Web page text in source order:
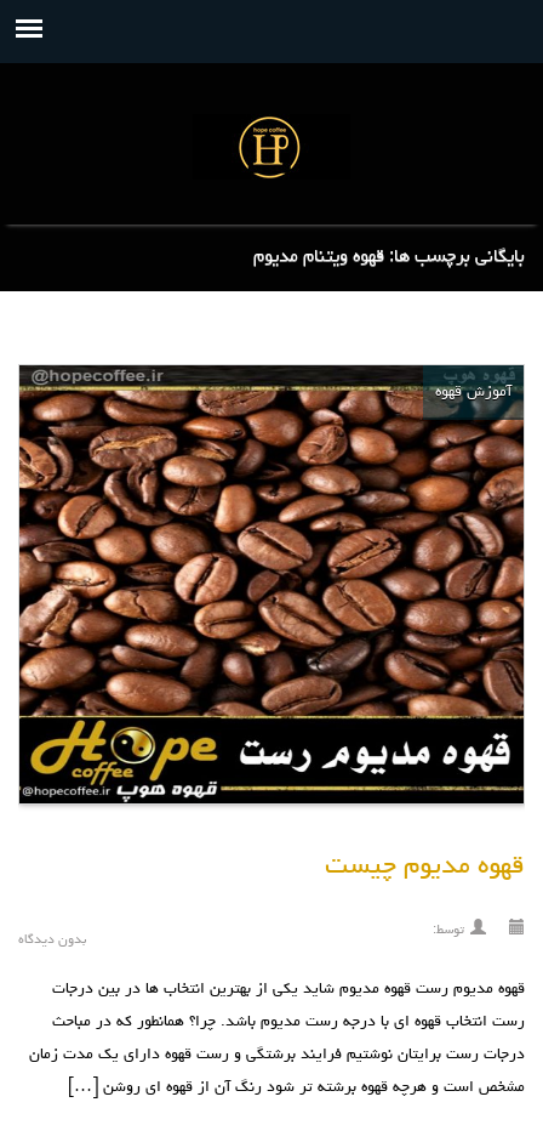
بایگانی برچسب ها: قهوه ویتنام مدیوم
آموزش قهوه
قهوه مدیوم چیست
توسط:
بدون دیدگاه
قهوه مدیوم رست قهوه مدیوم شايد يکي از بهترين انتخاب ها در بين درجات
رست انتخاب قهوه اي با درجه رست مديوم باشد. چرا؟ همانطور که در مباحث
درجات رست برايتان نوشتيم فرايند برشتگي و رست قهوه داراي يک مدت زمان
مشخص است و هرچه قهوه برشته تر شود رنگ آن از قهوه اي روشن […]